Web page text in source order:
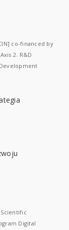
co-financed by
2. R&D
Digital